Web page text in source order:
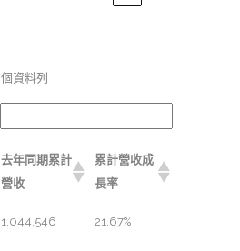
個資料列
去年同期累計
營收
累計營收成
長率
1,044,546 21.67%